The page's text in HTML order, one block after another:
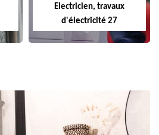
Electricien, travaux
d'électricité 27